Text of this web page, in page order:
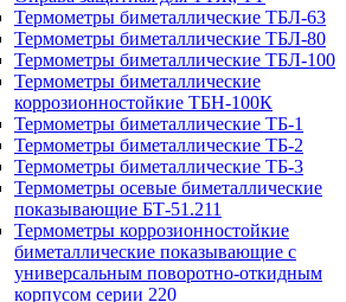
Термометры биметаллические ТБЛ-63
Термометры биметаллические ТБЛ-80
Термометры биметаллические ТБЛ-100
Термометры биметаллические
коррозионностойкие ТБН-100К
Термометры биметаллические ТБ-1
Термометры биметаллические ТБ-2
Термометры биметаллические ТБ-3
Термометры осевые биметаллические
показывающие БТ-51.211
Термометры коррозионностойкие
биметаллические показывающие с
универсальным поворотно-откидным
корпусом серии 220